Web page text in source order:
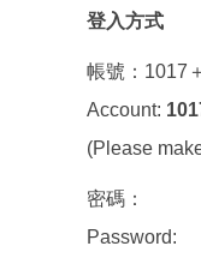
登入方式
帳號：1017
Account:
(Please
密碼：
Password: